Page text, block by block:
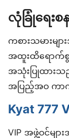
လုံခြုံရေးစ
ကစားသမားမျ
အထူးထိရောက်စွ
အသုံးပြုထား
အပြည့်အဝ က
Kyat 777
VIP အဖွဲ့ဝင်မျ